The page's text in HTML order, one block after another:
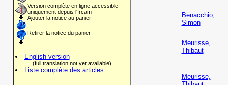
Version complète en ligne accessible
uniquement depuis l'Ircam
Ajouter la notice au panier
Retirer la notice du panier
English version
(full translation not yet available)
Liste complète des articles
Benacchio,
Simon
Meurisse,
Thibaut
Meurisse,